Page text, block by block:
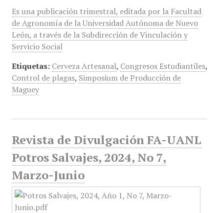
Es una publicación trimestral, editada por la Facultad
de Agronomía de la Universidad Autónoma de Nuevo
León, a través de la Subdirección de Vinculación y
Servicio Social
Etiquetas: Cerveza Artesanal, Congresos Estudiantiles,
Control de plagas, Simposium de Producción de
Maguey
Revista de Divulgación FA-UANL
Potros Salvajes, 2024, No 7,
Marzo-Junio